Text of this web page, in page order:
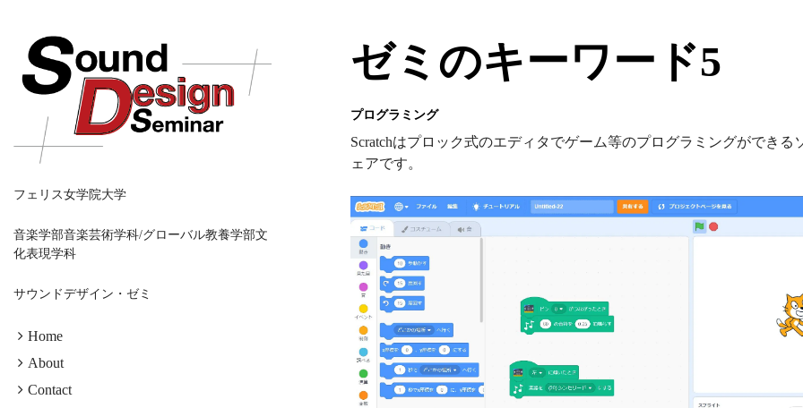
フェリス女学院大学
音楽学部音楽芸術学科/グローバル教養学部文
化表現学科
サウンドデザイン・ゼミ
Home
About
Contact
ゼミのキーワード5
プログラミング
Scratchはプロック式のエディタでゲーム等のプログラミングができる
ェアです。